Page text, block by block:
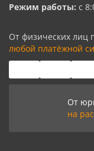
Режим работы: с
От физических лиц
любой платёжной
От
на